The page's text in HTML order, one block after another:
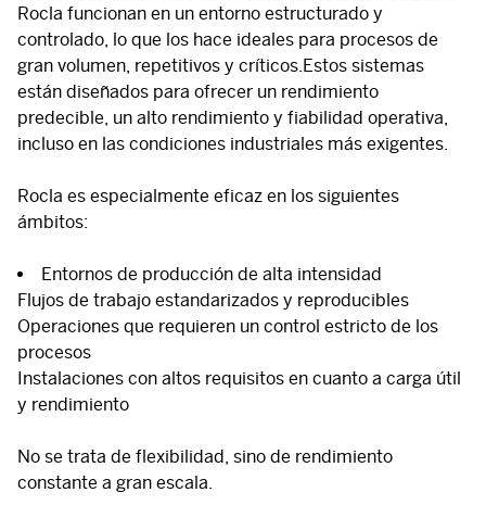
Rocla funcionan en un entorno estructurado y
controlado, lo que los hace ideales para procesos de
gran volumen, repetitivos y críticos.Estos sistemas
están diseñados para ofrecer un rendimiento
predecible, un alto rendimiento y fiabilidad operativa,
incluso en las condiciones industriales más exigentes.
Rocla es especialmente eficaz en los siguientes
ámbitos:
Entornos de producción de alta intensidad
Flujos de trabajo estandarizados y reproducibles
Operaciones que requieren un control estricto de los
procesos
Instalaciones con altos requisitos en cuanto a carga útil
y rendimiento
No se trata de flexibilidad, sino de rendimiento
constante a gran escala.